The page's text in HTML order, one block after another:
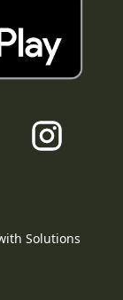
Solutions